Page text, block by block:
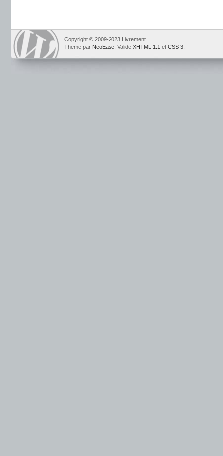
Copyright © 2009-2023 Livrement
Theme par NeoEase . Valide XHTML 1.1 et CSS 3